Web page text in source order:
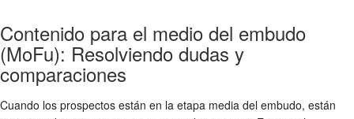
Contenido para el medio del embudo
(MoFu): Resolviendo dudas y
comparaciones
Cuando los prospectos están en la etapa media del embudo, están